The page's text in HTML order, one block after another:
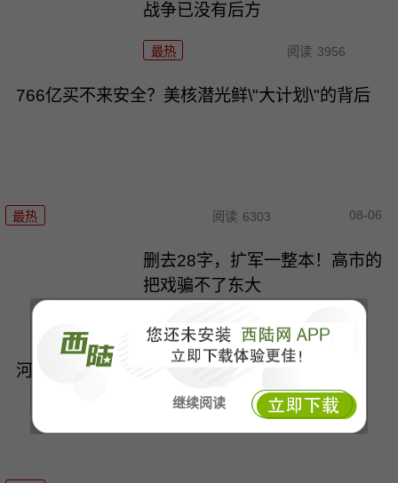
继续阅读
战争已没有后方
最热 阅读 3956
766亿买不来安全？美核潜光鲜\"大计划\"的背后
最热 阅读 6303 08-06
删去28字，扩军一整本！高市的
把戏骗不了东大
最热 阅读 5374
河水干了，欧洲的底裤露出来了，“生命线”告急